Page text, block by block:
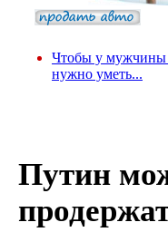
Чтобы у
нужно уметь...
Путин